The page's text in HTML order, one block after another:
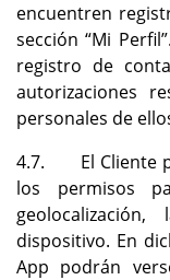
encuentren
sección “Mi
registro de
autorizaciones
personales de
4.7. El Cliente
los permisos
dispositivo. En
App podrán